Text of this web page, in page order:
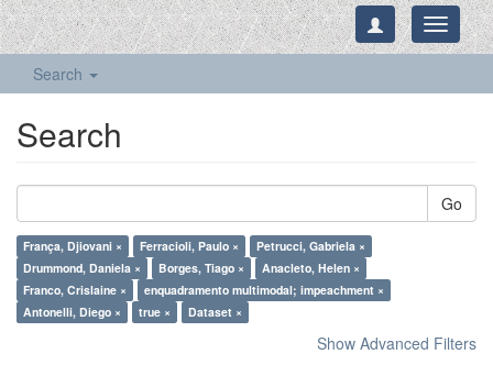
Toggle
Search
Search
Go
França, Djiovani × Ferracioli, Paulo ×
Petrucci, Gabriela ×
Drummond, Daniela ×
Borges, Tiago ×
Anacleto, Helen ×
Franco, Crislaine ×
enquadramento multimodal; impeachment ×
Antonelli, Diego ×
true × Dataset ×
Show Advanced Filters